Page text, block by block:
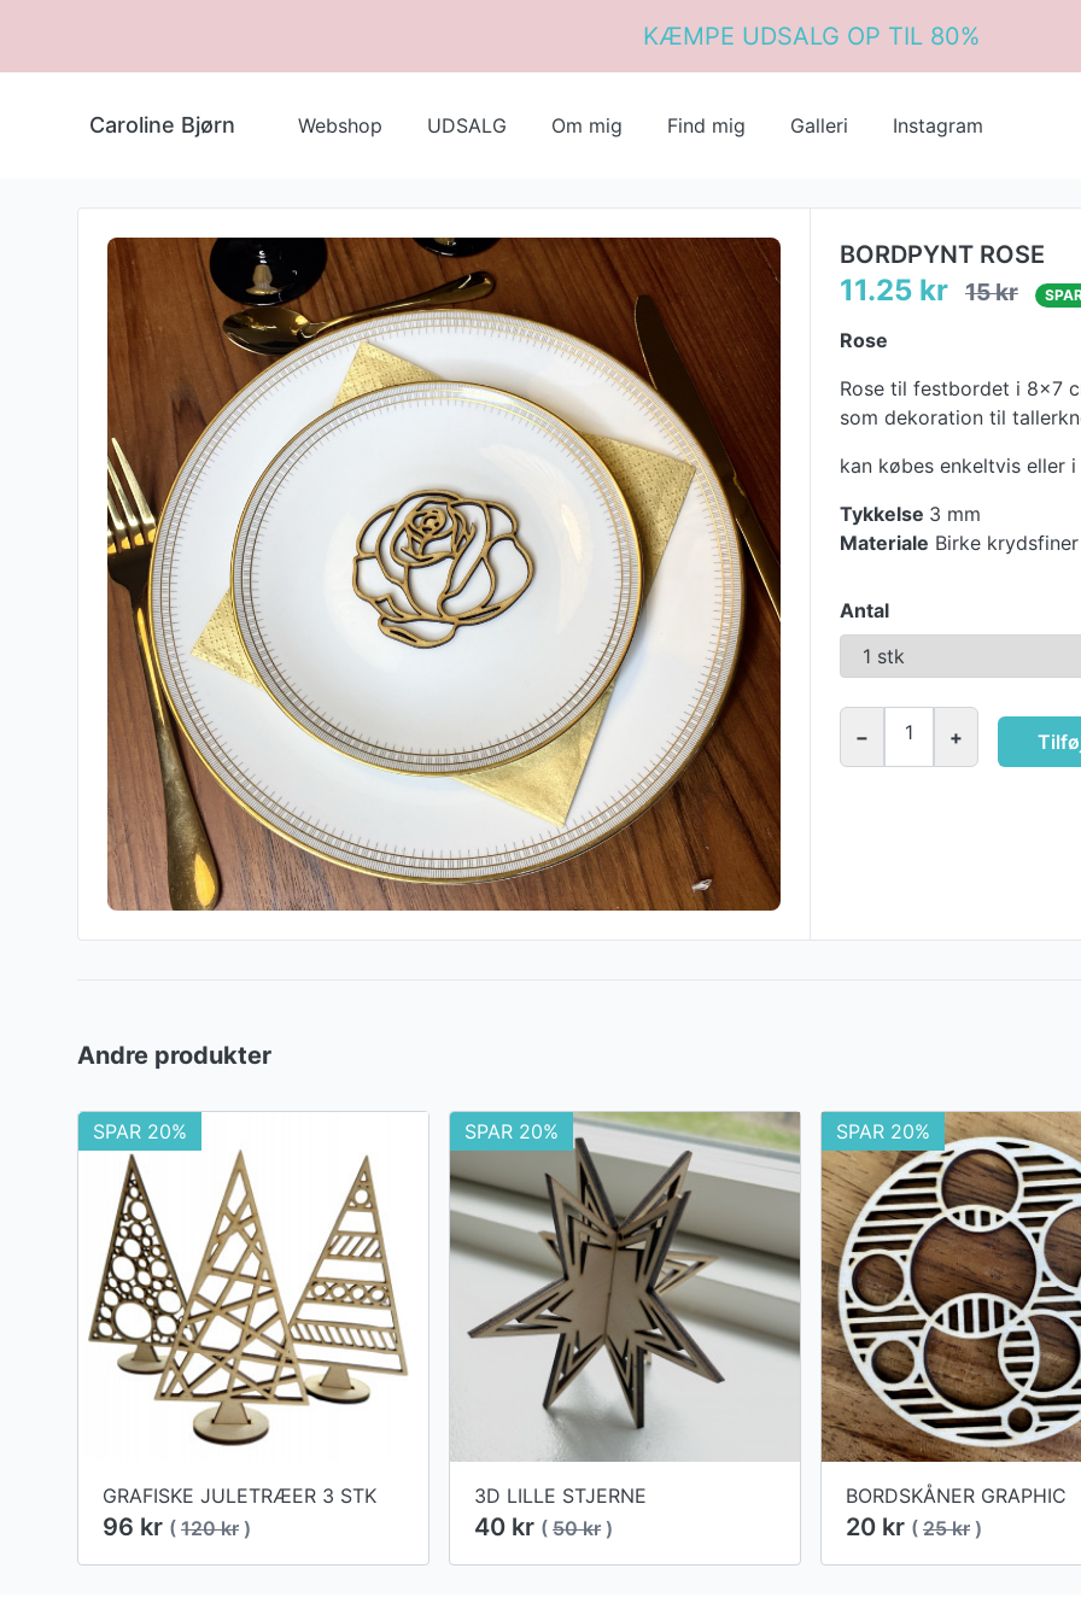
KÆMPE UDSALG OP TIL 80%
Caroline Bjørn Webshop UDSALG Om mig Find mig Galleri Instagram
BORDPYNT ROSE
11.25 kr 15 kr
Rose
Rose til festbordet i 8x7
som dekoration til
kan købes enkeltvis eller
Tykkelse 3 mm
Materiale Birke krydsfiner
Antal
− 1 +
Andre produkter
SPAR 20%
GRAFISKE JULETRÆER 3 STK
96 kr ( 120 kr )
SPAR 20%
3D LILLE STJERNE
40 kr ( 50 kr )
SPAR 20%
BORDSKÅNER GRAPHIC
20 kr ( 25 kr )